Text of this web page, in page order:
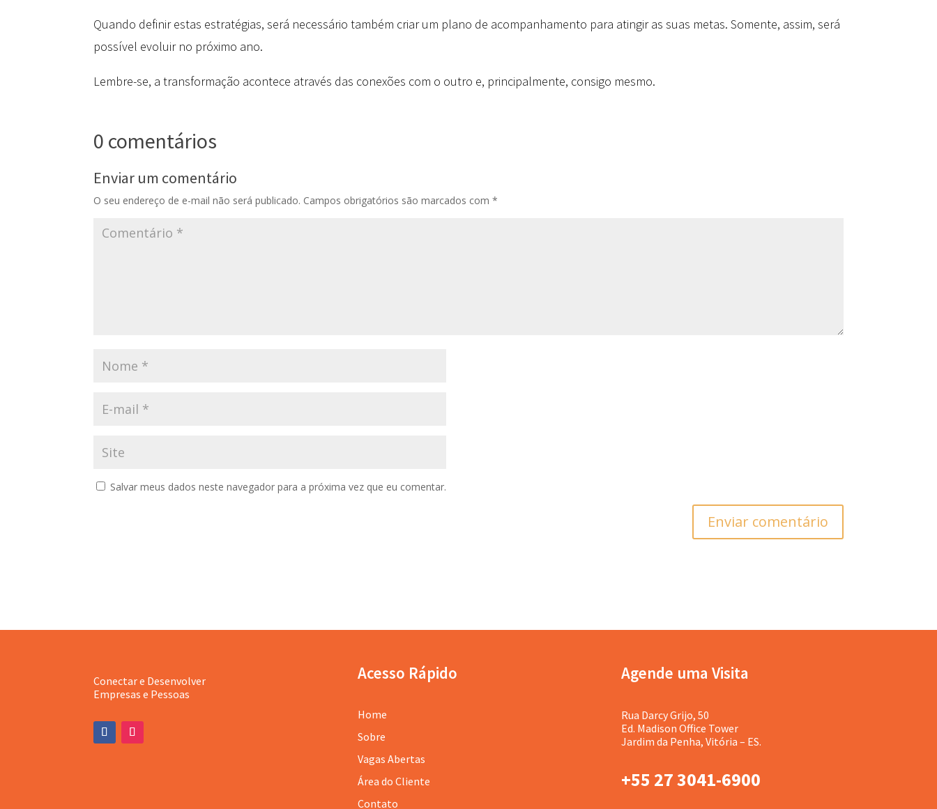
Quando definir estas estratégias, será necessário também criar um plano de acompanhamento para atingir as suas metas. Somente, assim, será
possível evoluir no próximo ano.
Lembre-se, a transformação acontece através das conexões com o outro e, principalmente, consigo mesmo.
0 comentários
Enviar um comentário
O seu endereço de e-mail não será publicado. Campos obrigatórios são marcados com*
Salvar meus dados neste navegador para a próxima vez que eu comentar.
Enviar comentário
Conectar e Desenvolver
Empresas e Pessoas
Acesso Rápido
Home
Sobre
Vagas Abertas
Área do Cliente
Contato
Agende uma Visita
Rua Darcy Grijo, 50
Ed. Madison Office Tower
Jardim da Penha, Vitória – ES.
+55 27 3041-6900